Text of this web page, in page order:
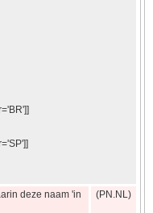
deze naam 'in
(PN.NL)